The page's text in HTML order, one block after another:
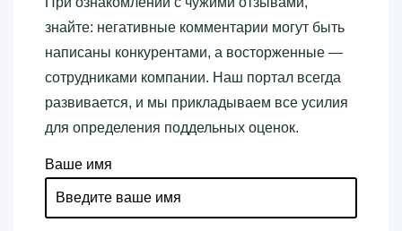
знайте: негативные комментарии могут быть
написаны конкурентами, а восторженные —
сотрудниками компании. Наш портал всегда
развивается, и мы прикладываем все усилия
для определения поддельных оценок.
Ваше имя